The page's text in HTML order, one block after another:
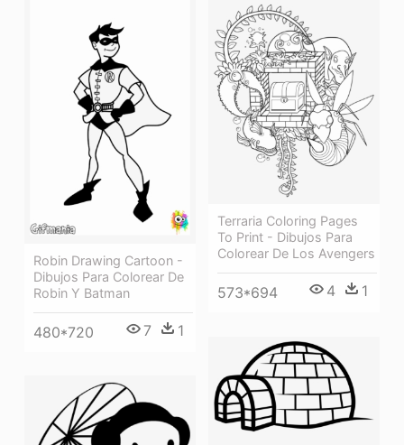
Robin Drawing Cartoon -
Dibujos Para Colorear De
Robin Y Batman
480*720 7 1
Terraria Coloring Pages
To Print - Dibujos Para
Colorear De Los Avengers
573*694 4 1